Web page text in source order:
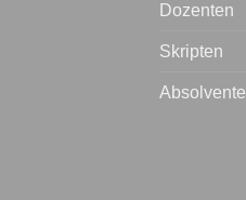
Dozenten
Skripten